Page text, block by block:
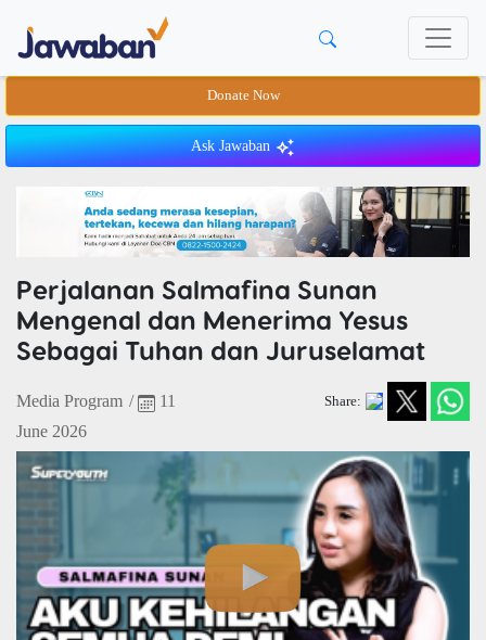
Donate Now
Ask Jawaban
Perjalanan Salmafina Sunan
Mengenal dan Menerima Yesus
Sebagai Tuhan dan Juruselamat
Media Program /
11
June 2026
Share: